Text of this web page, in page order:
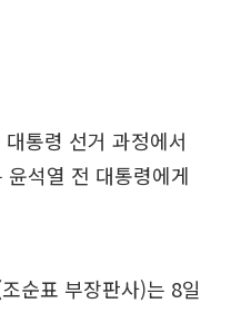
통령 선거 과정에서
석열 전 대통령에게
순표 부장판사)는 8일